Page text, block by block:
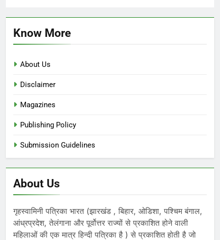
Know More
About Us
Disclaimer
Magazines
Publishing Policy
Submission Guidelines
About Us
गृहस्वामिनी पत्रिका भारत (झारखंड , बिहार, ओडिशा, पश्चिम बंगाल,
आंध्रप्रदेश, तेलंगाना और पूर्वोत्तर राज्यों से प्रकाशित होने वाली
महिलाओं की एक मात्र हिन्दी पत्रिका है ) से प्रकाशित होती है जो